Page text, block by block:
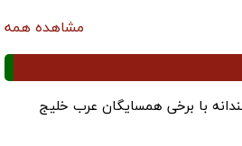
مشاهده همه
با برخی همسایگان عرب خلیج